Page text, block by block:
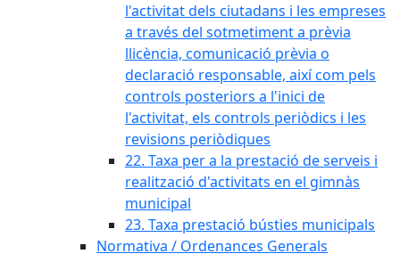
l'activitat dels ciutadans i les empreses
a través del sotmetiment a prèvia
llicència, comunicació prèvia o
declaració responsable, així com pels
controls posteriors a l'inici de
l'activitat, els controls periòdics i les
revisions periòdiques
22. Taxa per a la prestació de serveis i
realització d'activitats en el gimnàs
municipal
23. Taxa prestació bústies municipals
Normativa / Ordenances Generals